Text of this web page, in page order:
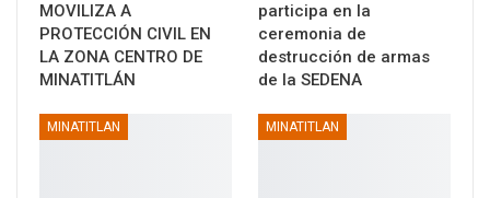
MOVILIZA A
PROTECCIÓN CIVIL EN
LA ZONA CENTRO DE
MINATITLÁN
participa en la
ceremonia de
destrucción de armas
de la SEDENA
MINATITLAN MINATITLAN